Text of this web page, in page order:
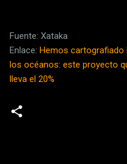
Fuente: Xataka
Enlace: Hemos cartografiado
los océanos: este proyecto
lleva el 20%